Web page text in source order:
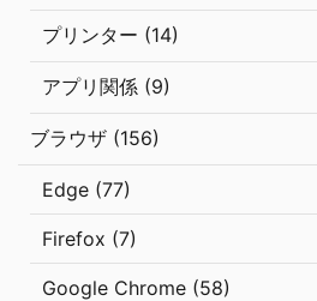
プリンター (14)
アプリ関係 (9)
ブラウザ (156)
Edge (77)
Firefox (7)
Google Chrome (58)